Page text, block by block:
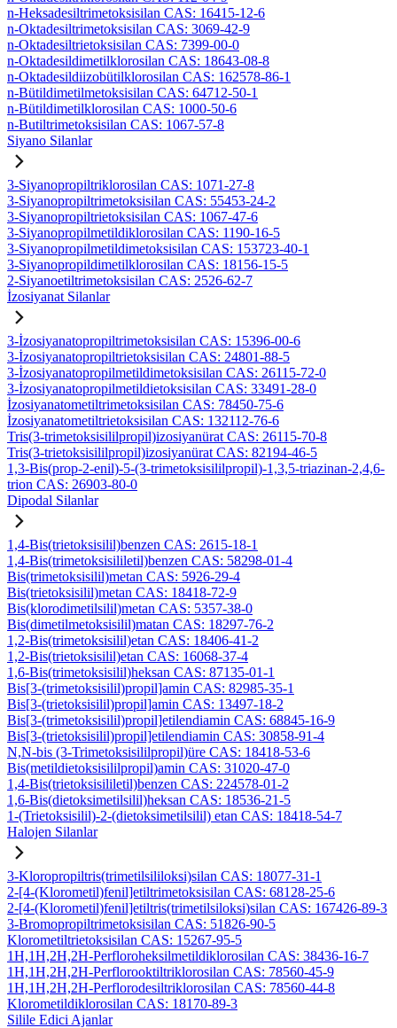
n-Heksadesiltrimetoksisilan CAS: 16415-12-6
n-Oktadesiltrimetoksisilan CAS: 3069-42-9
n-Oktadesiltrietoksisilan CAS: 7399-00-0
n-Oktadesildimetilklorosilan CAS: 18643-08-8
n-Oktadesildiizobütilklorosilan CAS: 162578-86-1
n-Bütildimetilmetoksisilan CAS: 64712-50-1
n-Bütildimetilklorosilan CAS: 1000-50-6
n-Butiltrimetoksisilan CAS: 1067-57-8
Siyano Silanlar
3-Siyanopropiltriklorosilan CAS: 1071-27-8
3-Siyanopropiltrimetoksisilan CAS: 55453-24-2
3-Siyanopropiltrietoksisilan CAS: 1067-47-6
3-Siyanopropilmetildiklorosilan CAS: 1190-16-5
3-Siyanopropilmetildimetoksisilan CAS: 153723-40-1
3-Siyanopropildimetilklorosilan CAS: 18156-15-5
2-Siyanoetiltrimetoksisilan CAS: 2526-62-7
İzosiyanat Silanlar
3-İzosiyanatopropiltrimetoksisilan CAS: 15396-00-6
3-İzosiyanatopropiltrietoksisilan CAS: 24801-88-5
3-İzosiyanatopropilmetildimetoksisilan CAS: 26115-72-0
3-İzosiyanatopropilmetildietoksisilan CAS: 33491-28-0
İzosiyanatometiltrimetoksisilan CAS: 78450-75-6
İzosiyanatometiltrietoksisilan CAS: 132112-76-6
Tris(3-trimetoksisililpropil)izosiyanürat CAS: 26115-70-8
Tris(3-trietoksisililpropil)izosiyanürat CAS: 82194-46-5
1,3-Bis(prop-2-enil)-5-(3-trimetoksisililpropil)-1,3,5-triazinan-2,4,6-
trion CAS: 26903-80-0
Dipodal Silanlar
1,4-Bis(trietoksisilil)benzen CAS: 2615-18-1
1,4-Bis(trimetoksisililetil)benzen CAS: 58298-01-4
Bis(trimetoksisilil)metan CAS: 5926-29-4
Bis(trietoksisilil)metan CAS: 18418-72-9
Bis(klorodimetilsilil)metan CAS: 5357-38-0
Bis(dimetilmetoksisilil)matan CAS: 18297-76-2
1,2-Bis(trimetoksisilil)etan CAS: 18406-41-2
1,2-Bis(trietoksisilil)etan CAS: 16068-37-4
1,6-Bis(trimetoksisilil)heksan CAS: 87135-01-1
Bis[3-(trimetoksisilil)propil]amin CAS: 82985-35-1
Bis[3-(trietoksisilil)propil]amin CAS: 13497-18-2
Bis[3-(trimetoksisilil)propil]etilendiamin CAS: 68845-16-9
Bis[3-(trietoksisilil)propil]etilendiamin CAS: 30858-91-4
N,N-bis (3-Trimetoksisililpropil)üre CAS: 18418-53-6
Bis(metildietoksisililpropil)amin CAS: 31020-47-0
1,4-Bis(trietoksisililetil)benzen CAS: 224578-01-2
1,6-Bis(dietoksimetilsilil)heksan CAS: 18536-21-5
1-(Trietoksisilil)-2-(dietoksimetilsilil) etan CAS: 18418-54-7
Halojen Silanlar
3-Kloropropiltris(trimetilsililoksi)silan CAS: 18077-31-1
2-[4-(Klorometil)fenil]etiltrimetoksisilan CAS: 68128-25-6
2-[4-(Klorometil)fenil]etiltris(trimetilsiloksi)silan CAS: 167426-89-3
3-Bromopropiltrimetoksisilan CAS: 51826-90-5
Klorometiltrietoksisilan CAS: 15267-95-5
1H,1H,2H,2H-Perfloroheksilmetildiklorosilan CAS: 38436-16-7
1H,1H,2H,2H-Perflorooktiltriklorosilan CAS: 78560-45-9
1H,1H,2H,2H-Perflorodesiltriklorosilan CAS: 78560-44-8
Klorometildiklorosilan CAS: 18170-89-3
Silile Edici Ajanlar